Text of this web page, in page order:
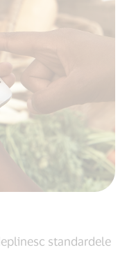
standardele